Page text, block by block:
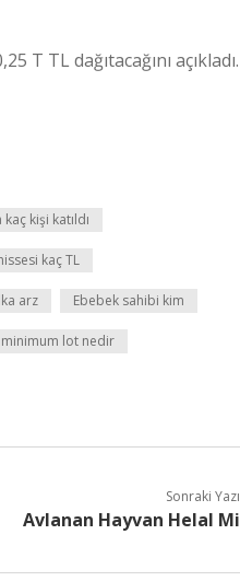
T TL dağıtacağını açıkladı.
kişi katıldı
kaç TL
arz Ebebek sahibi kim
lot nedir
Sonraki Yazı
Avlanan Hayvan Helal Mi